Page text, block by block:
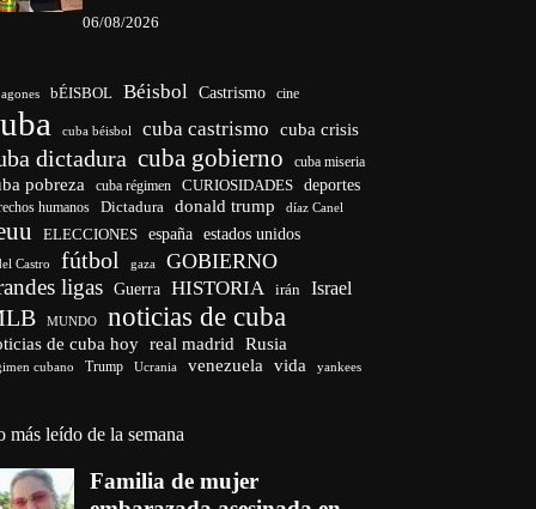
06/08/2026
bÉISBOL Béisbol Castrismo cine
cuba béisbol cuba castrismo cuba crisis
dictadura cuba gobierno cuba miseria
pobreza cuba régimen CURIOSIDADES deportes
humanos Dictadura donald trump díaz Canel
ELECCIONES españa estados unidos
Castro fútbol gaza GOBIERNO
ligas Guerra HISTORIA irán Israel
MUNDO noticias de cuba
de cuba hoy real madrid Rusia
cubano Trump Ucrania venezuela vida yankees
más leído de la semana